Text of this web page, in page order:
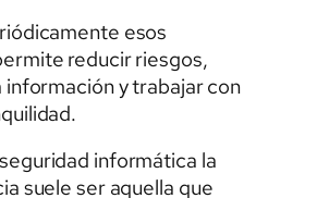
esos
reducir riesgos,
información y trabajar con
informática la
suele ser aquella que